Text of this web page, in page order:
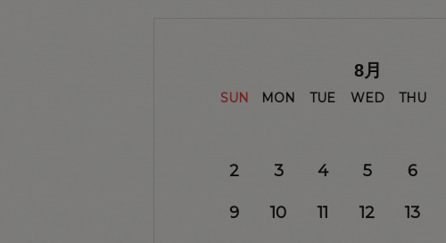
8月
SUN MON TUE WED THU
2 3 4 5 6
9 10 11 12 13